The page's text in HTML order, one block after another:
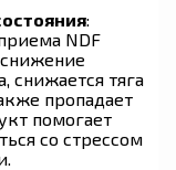
:
NDF
снижается тяга
пропадает
помогает
со стрессом